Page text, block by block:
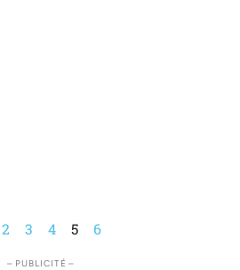
2 3 4 5 6
– PUBLICITÉ –